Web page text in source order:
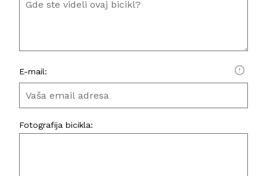
E-mail:
Fotografija bicikla: